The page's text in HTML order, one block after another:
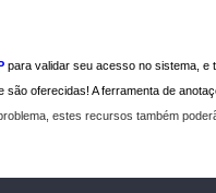
para validar seu acesso no sistema, e
oferecidas! A ferramenta de
estes recursos também